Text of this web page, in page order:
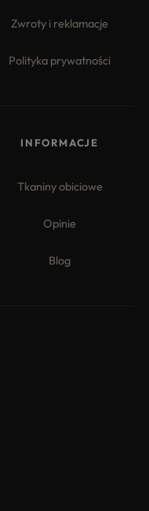
Zwroty i reklamacje
Polityka prywatności
INFORMACJE
Tkaniny obiciowe
Opinie
Blog